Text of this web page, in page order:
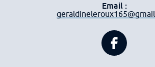
Email :
Donneurs